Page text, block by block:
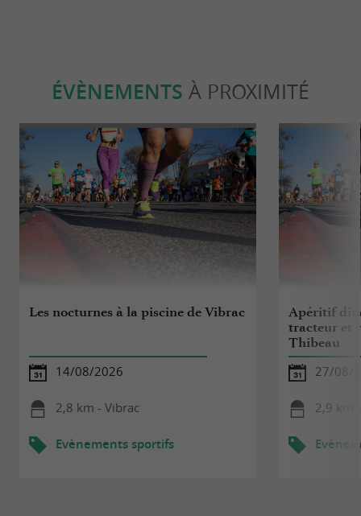
ÉVÈNEMENTS À PROXIMITÉ
Les nocturnes à la piscine de Vibrac
14/08/2026
2,8 km - Vibrac
Evènements sportifs
Apéritif
tracteur et
Thibeau
27/08/
2,9 km